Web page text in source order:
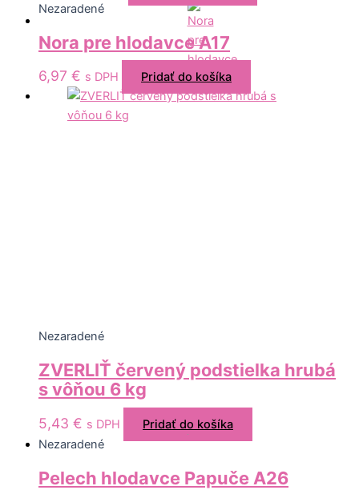
Nezaradené
Nora pre hlodavce A17
6,97 € s DPH Pridať do košíka
Nezaradené
ZVERLIŤ červený podstielka hrubá
s vôňou 6 kg
5,43 € s DPH
Pridať do košíka
Nezaradené
Pelech hlodavce Papuče A26